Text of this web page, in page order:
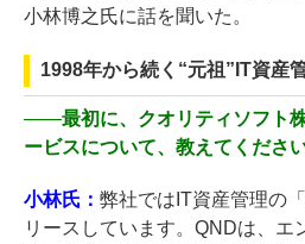
小林博之氏に話を聞いた。
1998年から続く“元祖”IT資産
――最初に、クオリティソフト
ービスについて、教えてください
小林氏： 弊社ではIT資産管理の
リースしています。QNDは、エ